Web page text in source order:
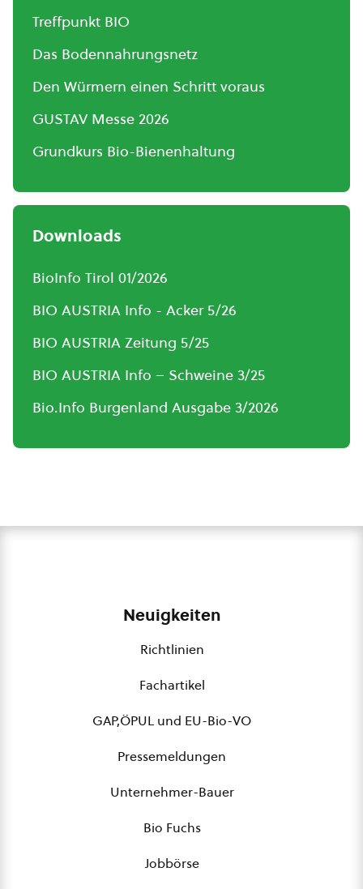
Treffpunkt BIO
Das Bodennahrungsnetz
Den Würmern einen Schritt voraus
GUSTAV Messe 2026
Grundkurs Bio-Bienenhaltung
Downloads
BioInfo Tirol 01/2026
BIO AUSTRIA Info - Acker 5/26
BIO AUSTRIA Zeitung 5/25
BIO AUSTRIA Info – Schweine 3/25
Bio.Info Burgenland Ausgabe 3/2026
Neuigkeiten
Richtlinien
Fachartikel
GAP,ÖPUL und EU-Bio-VO
Pressemeldungen
Unternehmer-Bauer
Bio Fuchs
Jobbörse